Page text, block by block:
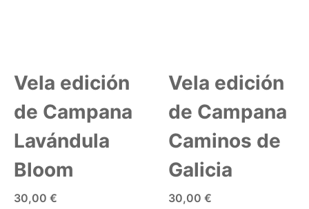
Vela edición
de Campana
Lavándula
Bloom
30,00 €
Vela edición
de Campana
Caminos de
Galicia
30,00 €